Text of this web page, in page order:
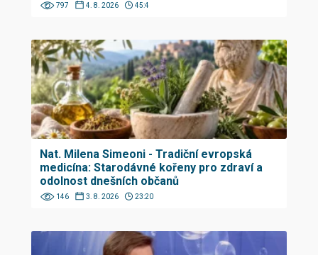
797 4. 8. 2026 45:4
Nat. Milena Simeoni - Tradiční evropská
medicína: Starodávné kořeny pro zdraví a
odolnost dnešních občanů
146 3. 8. 2026 23:20